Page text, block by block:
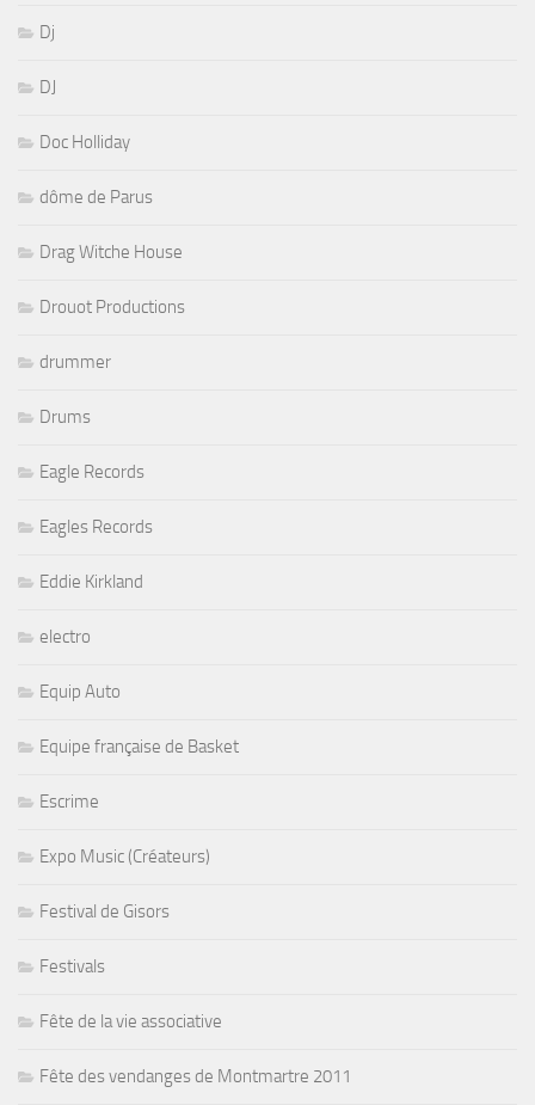
Dj
DJ
Doc Holliday
dôme de Parus
Drag Witche House
Drouot Productions
drummer
Drums
Eagle Records
Eagles Records
Eddie Kirkland
electro
Equip Auto
Equipe française de Basket
Escrime
Expo Music (Créateurs)
Festival de Gisors
Festivals
Fête de la vie associative
Fête des vendanges de Montmartre 2011